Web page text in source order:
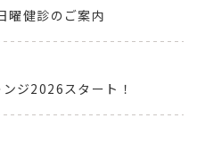
曜健診のご案内
ジ2026スタート！